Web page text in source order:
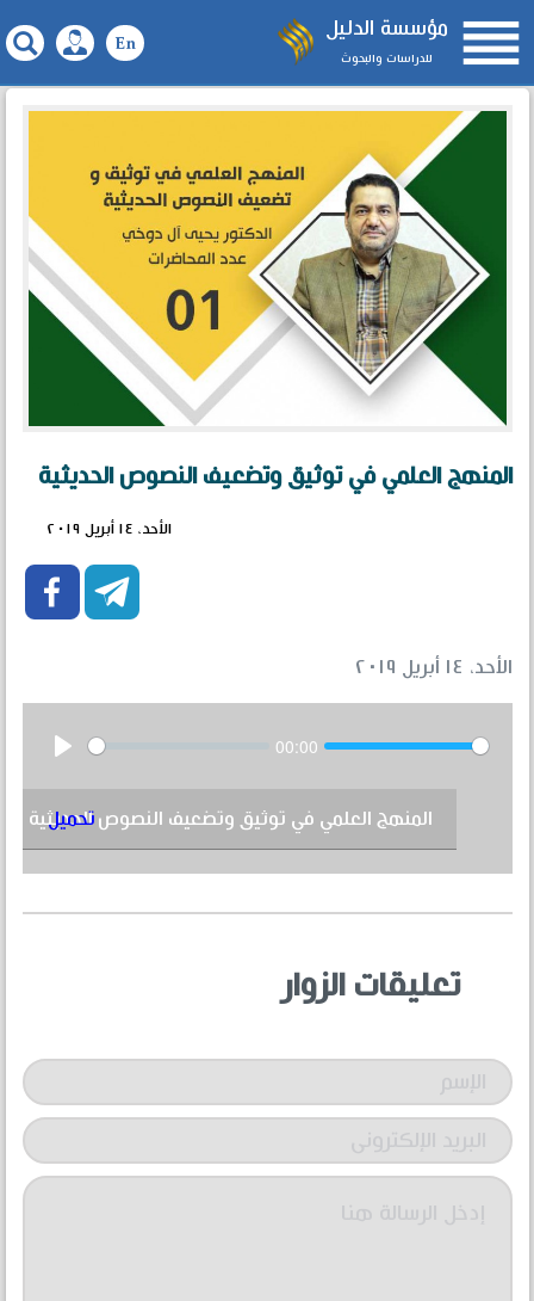
مؤسسة الدليل
للدراسات والبحوث 
المنهج العلمي في توثيق وتضعيف النصوص الحديثية
الأحد، ١٤ أبريل ٢٠١٩
 
الأحد، ١٤ أبريل ٢٠١٩
00:00
المنهج العلمي في توثيق وتضعيف النصوص الحديثية
تحميل
تعليقات الزوار